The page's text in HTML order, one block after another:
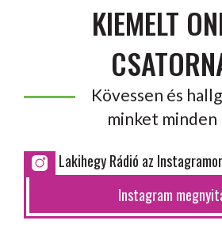
KIEMELT
Kövessen és
minket minden
Lakihegy Rádió az
Instagram